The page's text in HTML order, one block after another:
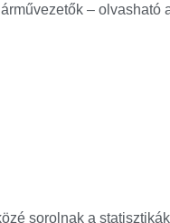
– olvasható
sorolnak a